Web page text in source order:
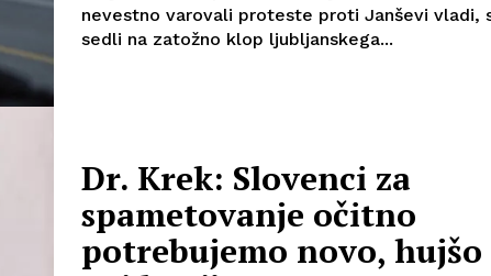
nevestno varovali proteste proti Janševi vladi,
sedli na zatožno klop ljubljanskega...
Dr. Krek: Slovenci za
spametovanje očitno
potrebujemo novo, hujšo